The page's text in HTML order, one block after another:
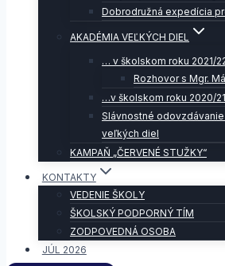
Dobrodružná expedícia
AKADÉMIA VEĽKÝCH DIEL
… v školskom roku 2021/
Rozhovor s Mgr.
…v školskom roku 2020/21
Slávnostné
veľkých diel
KAMPAŇ „ČERVENÉ STUŽKY“
KONTAKTY
VEDENIE ŠKOLY
ŠKOLSKÝ PODPORNÝ TÍM
ZODPOVEDNÁ OSOBA
JÚL 2026